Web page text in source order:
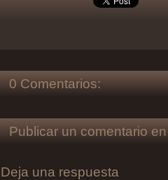
0 Comentarios:
Publicar un comentario
Deja una respuesta